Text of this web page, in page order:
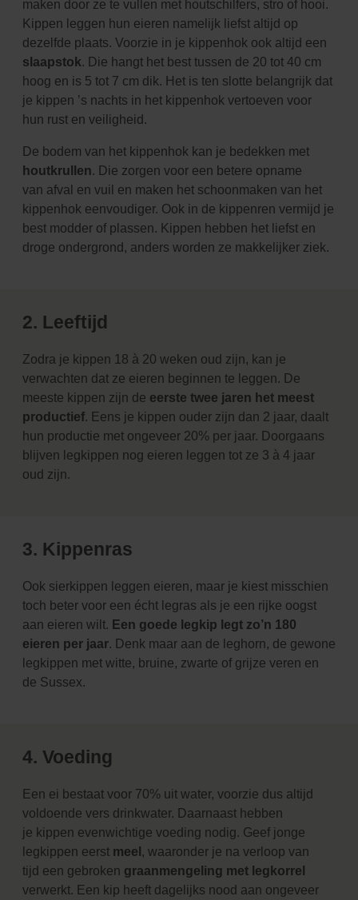
maken door ze te vullen met houtschilfers, stro of hooi.
Kippen leggen hun eieren namelijk liefst altijd op
dezelfde plaats. Voorzie in je kippenhok ook altijd een
slaapstok. Die hangt het best tussen de 20 tot 40 cm
hoog en is 5 tot 7 cm dik. Het is ten slotte belangrijk dat
je kippen ’s nachts in het kippenhok vertoeven voor
hun rust en veiligheid.
De bodem van het kippenhok kan je bedekken met
houtkrullen. Die zorgen voor een betere opname
van afval en vuil en maken het schoonmaken van het
kippenhok eenvoudiger. Ook in de kippenren vermijd je
best modder of plassen. Kippen hebben het liefst en
droge ondergrond, anders worden ze makkelijker ziek.
2. Leeftijd
Zodra je kippen 18 à 20 weken oud zijn, kan je
verwachten dat ze eieren beginnen te leggen. De
meeste kippen zijn de eerste twee jaren het meest
productief. Eens je kippen ouder zijn dan 2 jaar, daalt
hun productie met ongeveer 20% per jaar. Doorgaans
blijven legkippen nog eieren leggen tot ze 3 à 4 jaar
oud zijn.
3. Kippenras
Ook sierkippen leggen eieren, maar je kiest misschien
toch beter voor een écht legras als je een rijke oogst
aan eieren wilt. Een goede legkip legt zo’n 180
eieren per jaar. Denk maar aan de leghorn, de gewone
legkippen met witte, bruine, zwarte of grijze veren en
de Sussex.
4. Voeding
Een ei bestaat voor 70% uit water, voorzie dus altijd
voldoende vers drinkwater. Daarnaast hebben
je kippen evenwichtige voeding nodig. Geef jonge
legkippen eerst meel , waaronder je na verloop van
tijd een gebroken graanmengeling met legkorrel
verwerkt. Een kip heeft dagelijks nood aan ongeveer